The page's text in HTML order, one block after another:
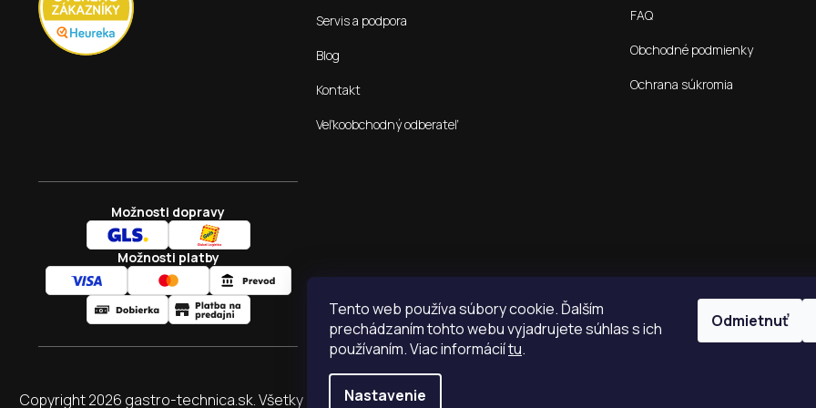
Tento web používa súbory cookie. Ďalším
prechádzaním tohto webu vyjadrujete súhlas s ich
používaním. Viac informáciítu.
Nastavenie
Odmietnuť
Servis a podpora
Blog
Kontakt
Veľkoobchodný odberateľ
FAQ
Obchodné podmienky
Ochrana súkromia
Možnosti dopravy
Možnosti platby
Copyright 2026 gastro-technica.sk. Všetky práva vyhradené.